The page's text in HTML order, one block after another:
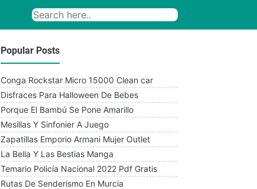
Popular Posts
Conga Rockstar Micro 15000 Clean car
Disfraces Para Halloween De Bebes
Porque El Bambú Se Pone Amarillo
Mesillas Y Sinfonier A Juego
Zapatillas Emporio Armani Mujer Outlet
La Bella Y Las Bestias Manga
Temario Policía Nacional 2022 Pdf Gratis
Rutas De Senderismo En Murcia